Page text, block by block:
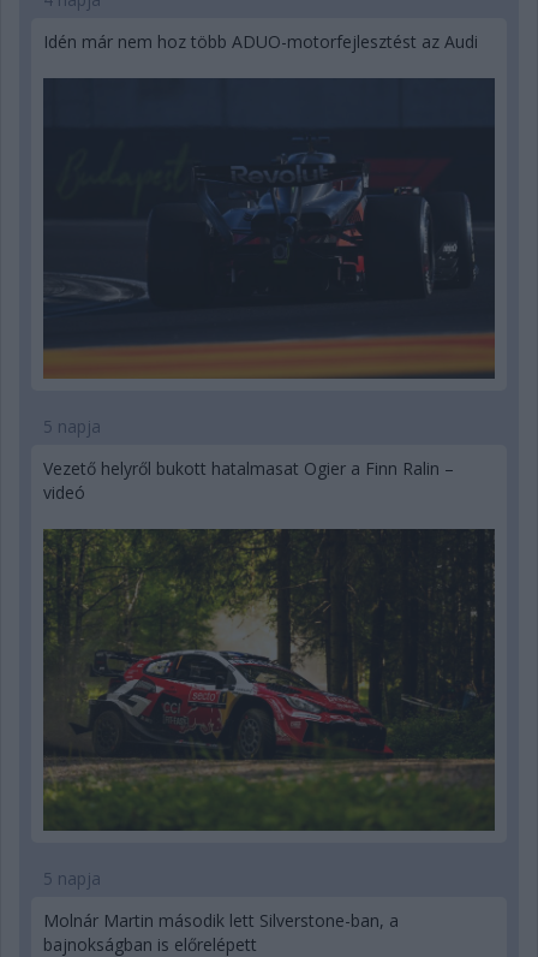
Idén már nem hoz több ADUO-motorfejlesztést az Audi
5 napja
Vezető helyről bukott hatalmasat Ogier a Finn Ralin –
videó
5 napja
Molnár Martin második lett Silverstone-ban, a
bajnokságban is előrelépett